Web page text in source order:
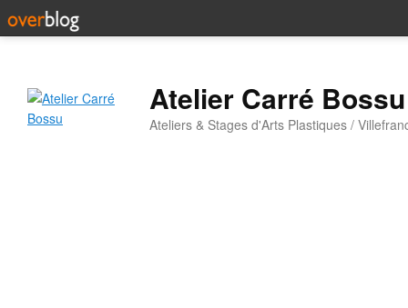
Atelier Carré Bossu
Ateliers & Stages d'Arts Plastiques /